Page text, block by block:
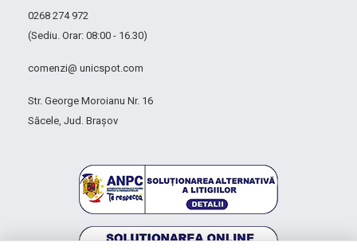
0268 274 972
(Sediu. Orar: 08:00 - 16.30)
comenzi@ unicspot.com
Str. George Moroianu Nr. 16
Săcele, Jud. Brașov